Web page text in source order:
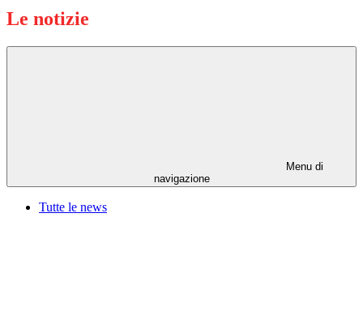
Le notizie
Menu di
navigazione
Tutte le news